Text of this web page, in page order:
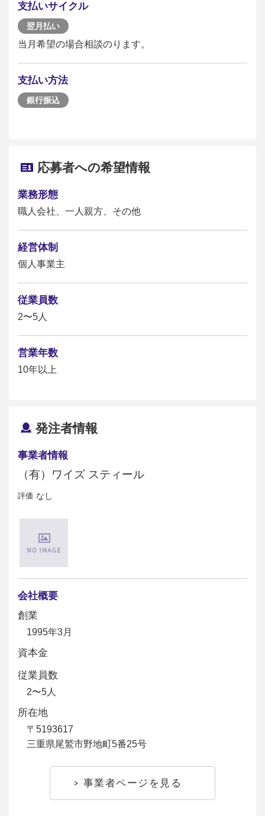
支払いサイクル
翌月払い
当月希望の場合相談のります。
支払い方法
銀行振込
応募者への希望情報
業務形態
職人会社、一人親方、その他
経営体制
個人事業主
従業員数
2〜5人
営業年数
10年以上
発注者情報
事業者情報
（有）ワイズ スティール
評価 なし
会社概要
創業
1995年3月
資本金
従業員数
2〜5人
所在地
〒5193617
三重県尾鷲市野地町5番25号
事業者ページを見る